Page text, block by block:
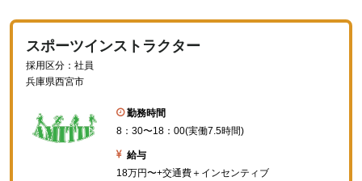
スポーツインストラクター
採用区分：社員
兵庫県西宮市
勤務時間
8：30〜18：00(実働7.5時間)
給与
18万円〜+交通費＋インセンティブ